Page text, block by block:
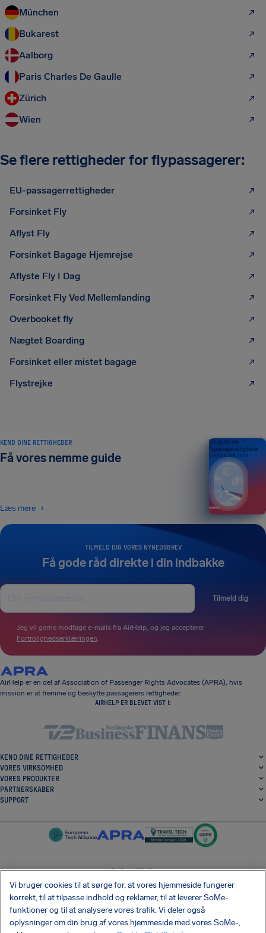
München
Bukarest
Aalborg
Paris Charles De Gaulle
Zürich
Wien
Se flere rettigheder for flypassagerer:
EU-passagerrettigheder
Forsinket Fly
Aflyst Fly
Forsinket Bagage Hjemrejse
Aflyste Fly I Dag
Forsinket Fly Ved Mellemlanding
Overbooket fly
Nægtet Boarding
Forsinket eller mistet bagage
Flystrejke
TILMELD DIG VORES NYHEDSBREV
Få gode råd direkte i din indbakke
Tilmeld dig
Jeg vil gerne modtage e-mails fra AirHelp, og jeg accepterer
Fortrolighedserklæringen.
KEND DINE RETTIGHEDER
Få vores nemme guide
Læs mere
Din guide om
flypassagerrettigheder
UDGAVE FRA 2026
AirHelp er en del af Association of Passenger Rights Advocates (APRA), hvis
mission er at fremme og beskytte passagerers rettigheder.
AIRHELP ER BLEVET VIST I:
KEND DINE RETTIGHEDER
VORES VIRKSOMHED
VORES PRODUKTER
PARTNERSKABER
SUPPORT
SocialFacebook
SocialTwitter
SocialInstagram
SocialLinkedin
HENT VORES GRATIS APP
Vi bruger cookies til at sørge for, at vores hjemmeside fungerer
korrekt, til at tilpasse indhold og reklamer, til at leverer SoMe-
funktioner og til at analysere vores trafik. Vi deler også
oplysninger om din brug af vores hjemmeside med vores SoMe-,